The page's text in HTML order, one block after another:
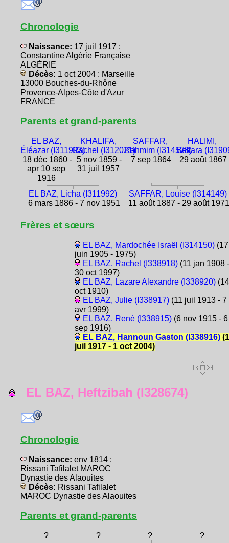
Chronologie
Naissance: 17 juil 1917 :
Constantine Algérie Française
ALGÉRIE
Décès: 1 oct 2004 : Marseille
13000 Bouches-du-Rhône
Provence-Alpes-Côte d'Azur
FRANCE
Parents et grand-parents
EL BAZ,
Éléazar (I311993)
18 déc 1860 -
apr 10 sep
1916
KHALIFA,
Rachel (I312021)
5 nov 1859 -
31 juil 1957
SAFFAR,
Rahmim (I314578)
7 sep 1864
HALIMI,
Bellara
29 août 1867
EL BAZ, Licha (I311992)
6 mars 1886 - 7 nov 1951
SAFFAR, Louise (I314149)
11 août 1887 - 29 août 1971
Frères et sœurs
EL BAZ, Mardochée Israël (I314150)(17
juin 1905 - 1975)
EL BAZ, Rachel (I338918)(11 jan 1908 -
30 oct 1997)
EL BAZ, Lazare Alexandre (I338920)(14
oct 1910)
EL BAZ, Julie (I338917)(11 juil 1913 - 7
avr 1999)
EL BAZ, René (I338915)(6 nov 1915 - 6
sep 1916)
EL BAZ, Hannoun Gaston (I338916)
juil 1917 - 1 oct 2004)
EL BAZ, Heftzibah (I328674)
Chronologie
Naissance: env 1814 :
Rissani Tafilalet MAROC
Dynastie des Alaouites
Décès: Rissani Tafilalet
MAROC Dynastie des Alaouites
Parents et grand-parents
? ? ? ?